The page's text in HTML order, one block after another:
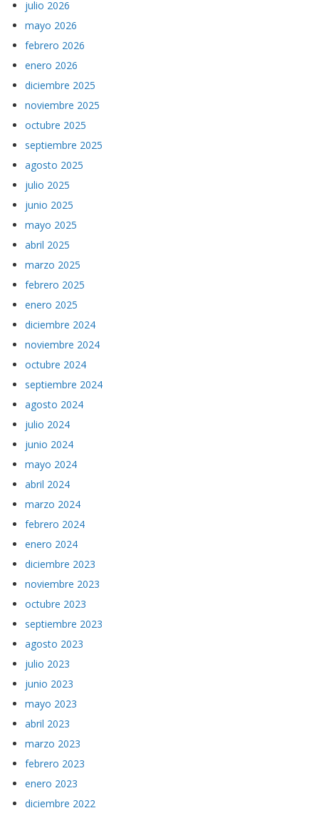
julio 2026
mayo 2026
febrero 2026
enero 2026
diciembre 2025
noviembre 2025
octubre 2025
septiembre 2025
agosto 2025
julio 2025
junio 2025
mayo 2025
abril 2025
marzo 2025
febrero 2025
enero 2025
diciembre 2024
noviembre 2024
octubre 2024
septiembre 2024
agosto 2024
julio 2024
junio 2024
mayo 2024
abril 2024
marzo 2024
febrero 2024
enero 2024
diciembre 2023
noviembre 2023
octubre 2023
septiembre 2023
agosto 2023
julio 2023
junio 2023
mayo 2023
abril 2023
marzo 2023
febrero 2023
enero 2023
diciembre 2022